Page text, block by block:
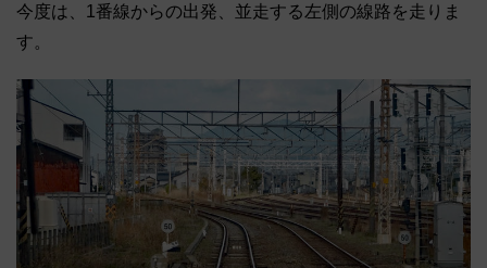
今度は、1番線からの出発、並走する左側の線路を走りま
す。